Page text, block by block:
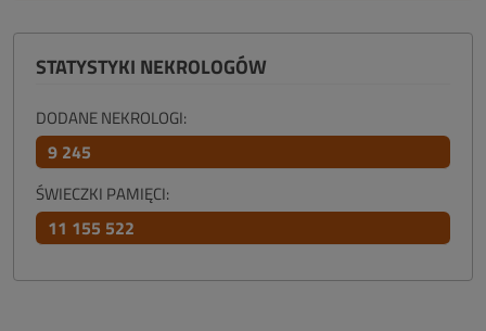
STATYSTYKI NEKROLOGÓW
DODANE NEKROLOGI:
9 245
ŚWIECZKI PAMIĘCI:
11 155 522